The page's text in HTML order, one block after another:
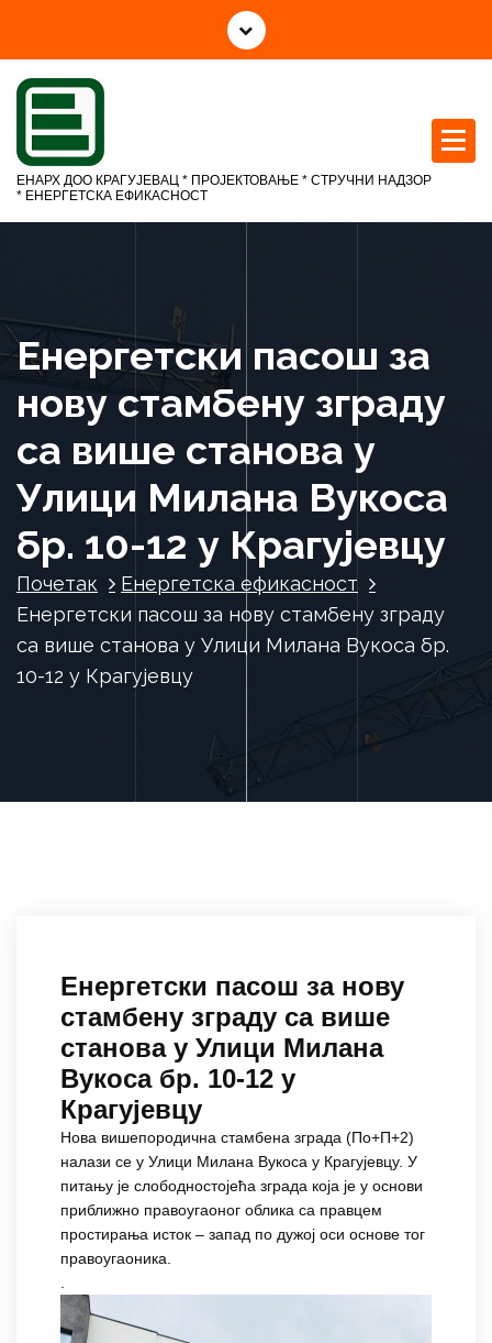
о
а
а
ј
ЕНАРХ ДОО КРАГУЈЕВАЦ * ПРОЈЕКТОВАЊЕ * СТРУЧНИ НАДЗОР
* ЕНЕРГЕТСКА ЕФИКАСНОСТ
Енергетски пасош за
нову стамбену зграду
са више станова у
Улици Милана Вукоса
бр. 10-12 у Крагујевцу
Почетак
Енергетска ефикасност
Енергетски пасош за нову стамбену зграду
са више станова у Улици Милана Вукоса бр.
10-12 у Крагујевцу
Енергетски пасош за нову
стамбену зграду са више
станова у Улици Милана
Вукоса бр. 10-12 у
Крагујевцу
Нова вишепородична стамбена зграда (По+П+2)
налази се у Улици Милана Вукoса у Крагујевцу. У
питању је слободностојећа зграда која је у основи
приближно правоугаоног облика са правцем
простирања исток – запад по дужој оси основе тог
правоугаоника.
.